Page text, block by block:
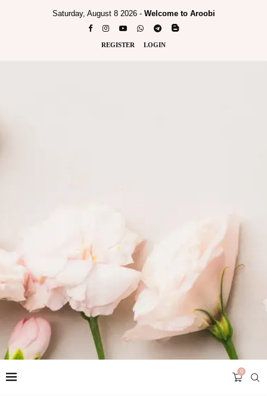
Saturday, August 8 2026 - Welcome to Aroobi
REGISTER LOGIN
0